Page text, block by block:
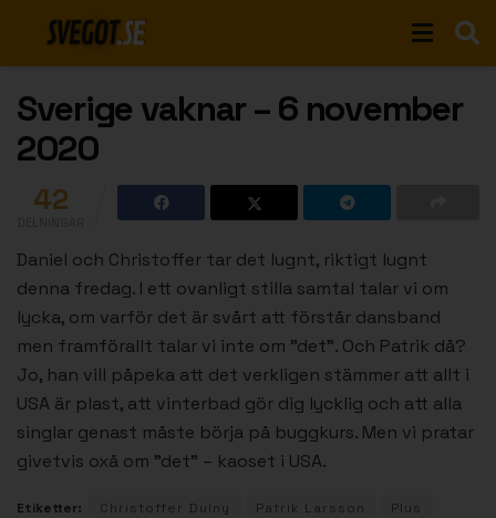
Sverige vaknar – 6 november
2020
42
Daniel och Christoffer tar det lugnt, riktigt lugnt
denna fredag. I ett ovanligt stilla samtal talar vi om
lycka, om varför det är svårt att förstår dansband
men framförallt talar vi inte om ”det”. Och Patrik då?
Jo, han vill påpeka att det verkligen stämmer att allt i
USA är plast, att vinterbad gör dig lycklig och att alla
singlar genast måste börja på buggkurs. Men vi pratar
givetvis oxå om ”det” – kaoset i USA.
Etiketter: Christoffer Dulny Patrik Larsson Plus